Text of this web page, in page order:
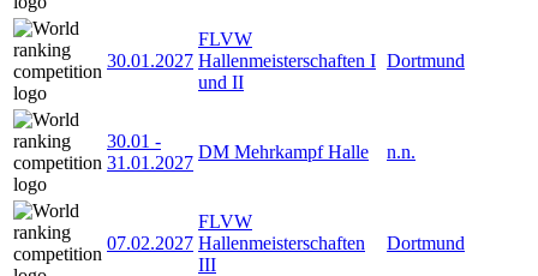
30.01.2027
FLVW
Hallenmeisterschaften I
und II
Dortmund
30.01 -
31.01.2027
DM Mehrkampf Halle n.n.
07.02.2027
FLVW
Hallenmeisterschaften
III
Dortmund